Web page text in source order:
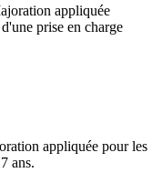
appliquée
prise en charge
appliquée pour les
ans.